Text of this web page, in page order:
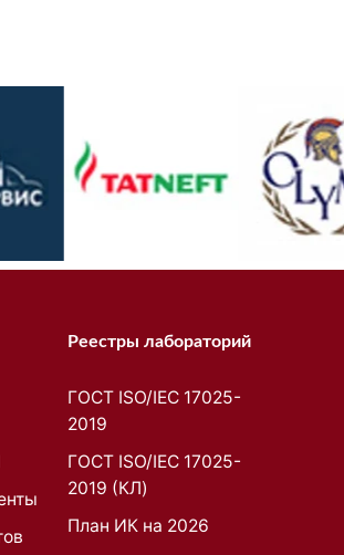
Реестры лабораторий
ГОСТ ISO/IEC 17025-
2019
ГОСТ ISO/IEC 17025-
2019 (КЛ)
План ИК на 2026